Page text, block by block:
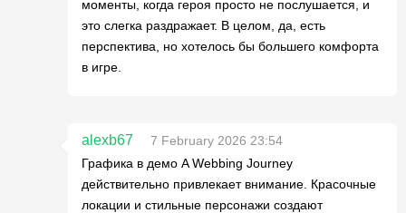
моменты, когда героя просто не послушается, и
это слегка раздражает. В целом, да, есть
перспектива, но хотелось бы большего комфорта
в игре.
alexb67
7 February 2026 23:54
Графика в демо A Webbing Journey
действительно привлекает внимание. Красочные
локации и стильные персонажи создают